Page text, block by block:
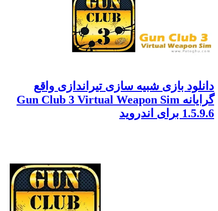
دانلود بازی شبیه سازی تیراندازی واقع
گرایانه Gun Club 3 Virtual Weapon Sim
1.5.9.6 برای اندروید